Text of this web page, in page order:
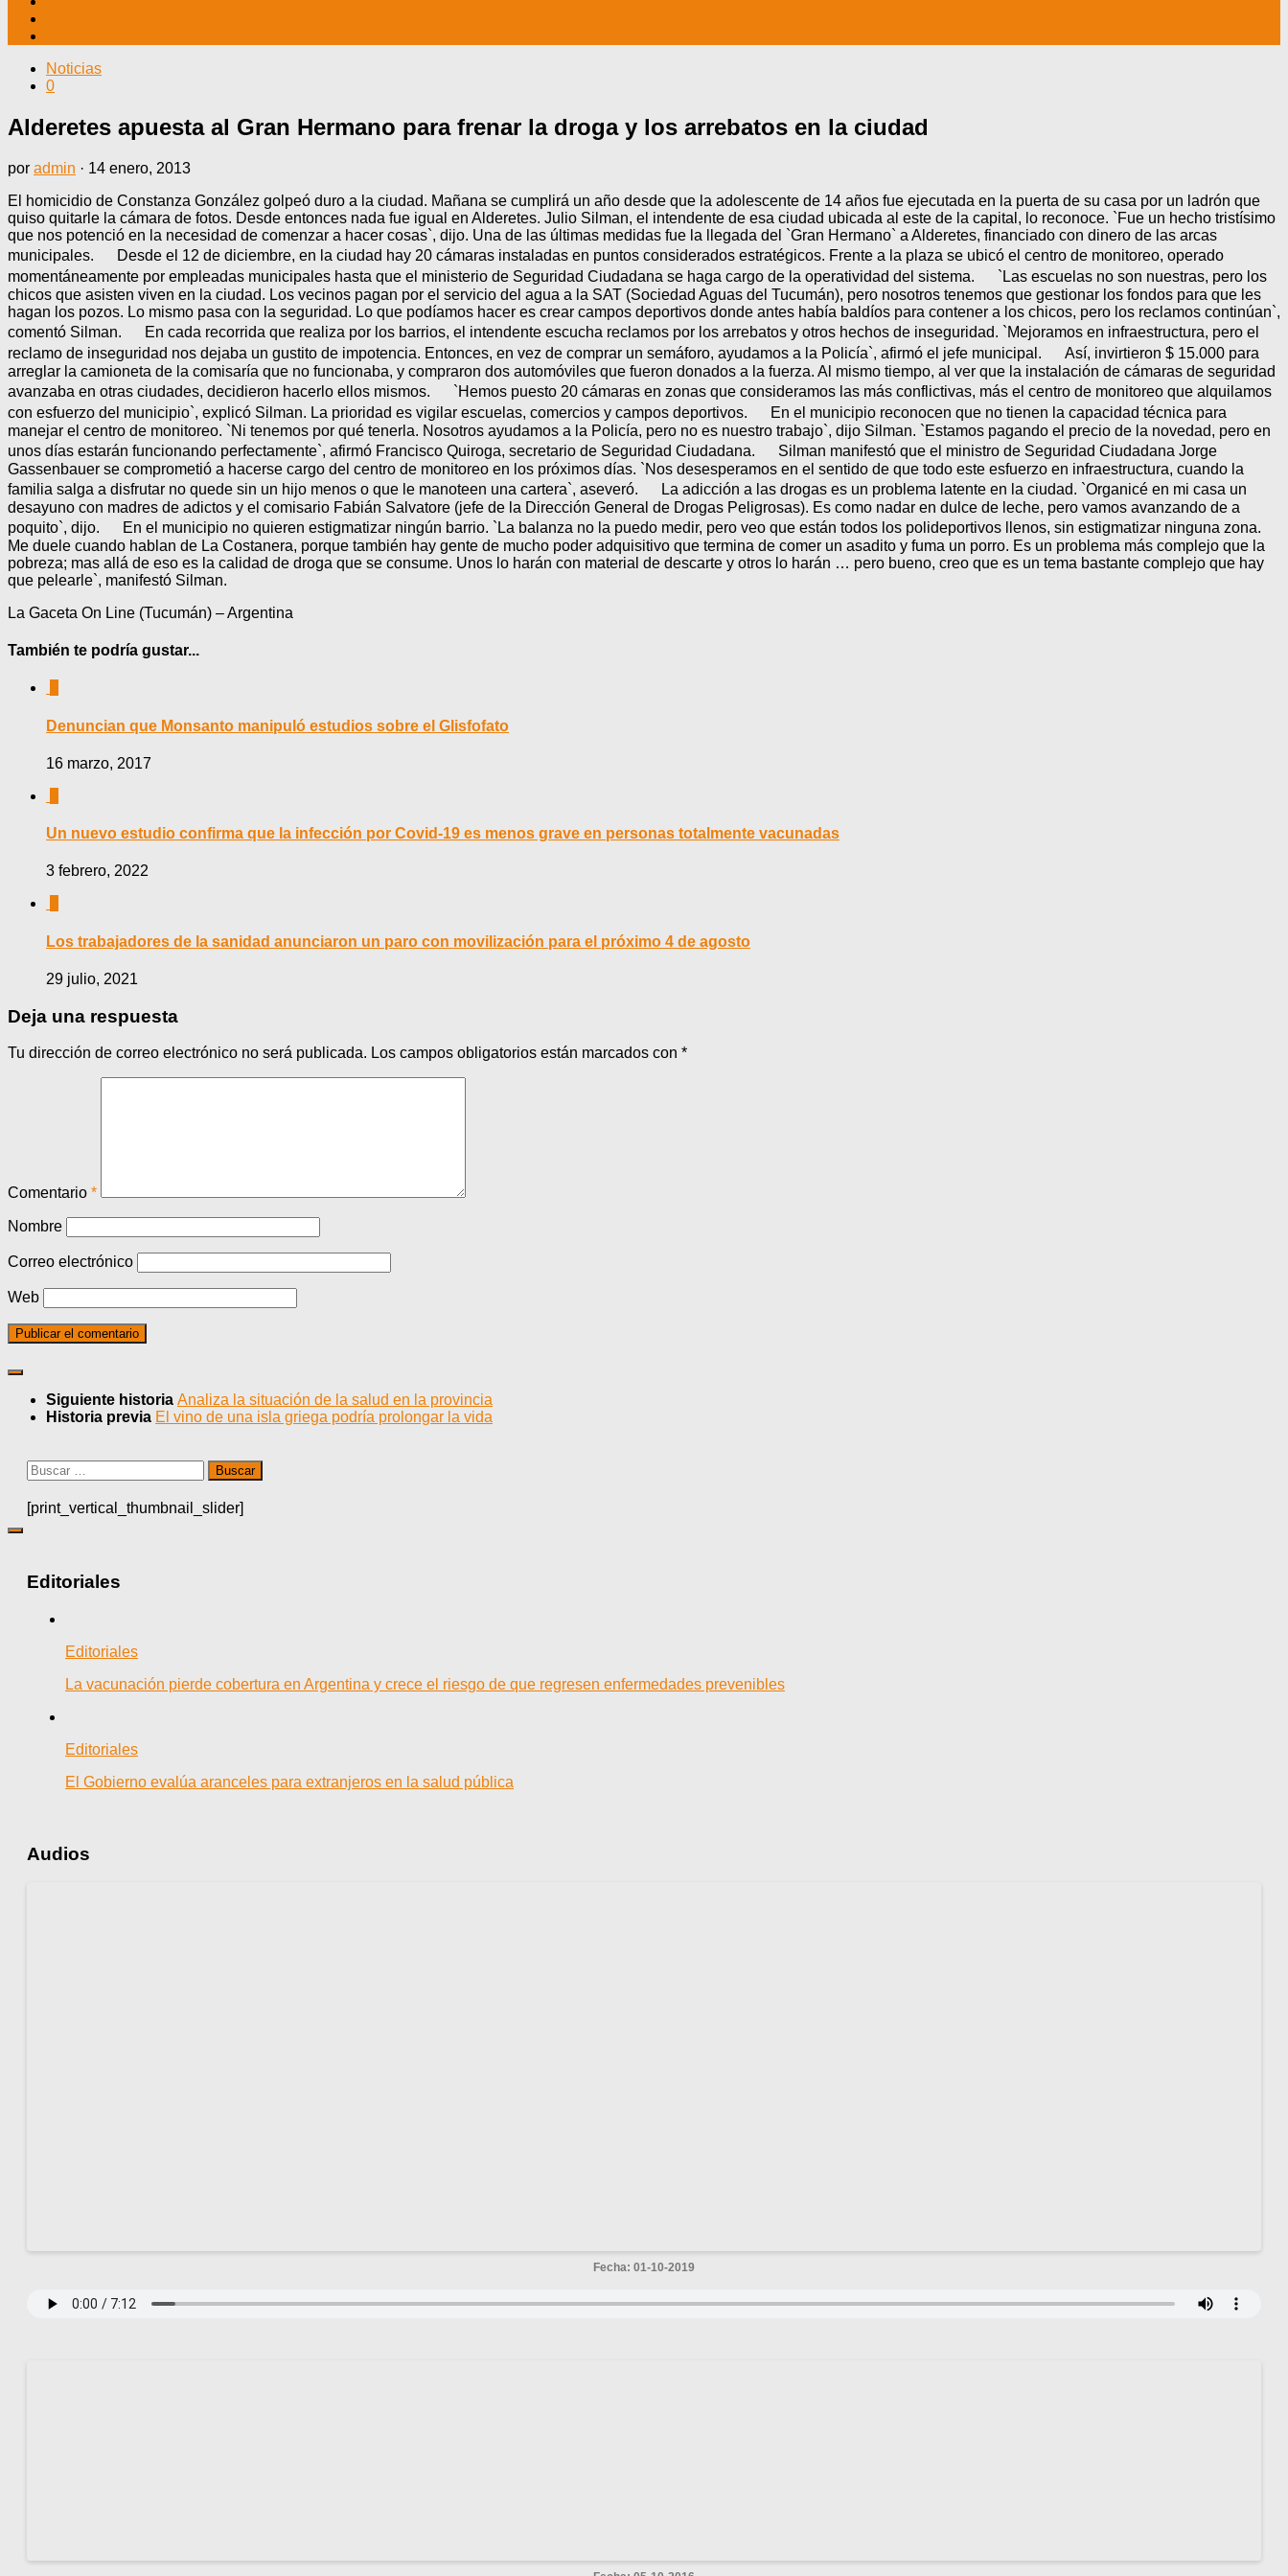
Noticias
0
Alderetes apuesta al Gran Hermano para frenar la droga y los arrebatos en la ciudad
por admin · 14 enero, 2013
El homicidio de Constanza González golpeó duro a la ciudad. Mañana se cumplirá un año desde que la adolescente de 14 años fue ejecutada en la puerta de su casa por un ladrón que
quiso quitarle la cámara de fotos. Desde entonces nada fue igual en Alderetes. Julio Silman, el intendente de esa ciudad ubicada al este de la capital, lo reconoce. `Fue un hecho tristísimo
que nos potenció en la necesidad de comenzar a hacer cosas`, dijo. Una de las últimas medidas fue la llegada del `Gran Hermano` a Alderetes, financiado con dinero de las arcas
municipales. Desde el 12 de diciembre, en la ciudad hay 20 cámaras instaladas en puntos considerados estratégicos. Frente a la plaza se ubicó el centro de monitoreo, operado
momentáneamente por empleadas municipales hasta que el ministerio de Seguridad Ciudadana se haga cargo de la operatividad del sistema. `Las escuelas no son nuestras, pero los
chicos que asisten viven en la ciudad. Los vecinos pagan por el servicio del agua a la SAT (Sociedad Aguas del Tucumán), pero nosotros tenemos que gestionar los fondos para que les
hagan los pozos. Lo mismo pasa con la seguridad. Lo que podíamos hacer es crear campos deportivos donde antes había baldíos para contener a los chicos, pero los reclamos continúan`,
comentó Silman. En cada recorrida que realiza por los barrios, el intendente escucha reclamos por los arrebatos y otros hechos de inseguridad. `Mejoramos en infraestructura, pero el
reclamo de inseguridad nos dejaba un gustito de impotencia. Entonces, en vez de comprar un semáforo, ayudamos a la Policía`, afirmó el jefe municipal. Así, invirtieron $ 15.000 para
arreglar la camioneta de la comisaría que no funcionaba, y compraron dos automóviles que fueron donados a la fuerza. Al mismo tiempo, al ver que la instalación de cámaras de seguridad
avanzaba en otras ciudades, decidieron hacerlo ellos mismos. `Hemos puesto 20 cámaras en zonas que consideramos las más conflictivas, más el centro de monitoreo que alquilamos
con esfuerzo del municipio`, explicó Silman. La prioridad es vigilar escuelas, comercios y campos deportivos. En el municipio reconocen que no tienen la capacidad técnica para
manejar el centro de monitoreo. `Ni tenemos por qué tenerla. Nosotros ayudamos a la Policía, pero no es nuestro trabajo`, dijo Silman. `Estamos pagando el precio de la novedad, pero en
unos días estarán funcionando perfectamente`, afirmó Francisco Quiroga, secretario de Seguridad Ciudadana. Silman manifestó que el ministro de Seguridad Ciudadana Jorge
Gassenbauer se comprometió a hacerse cargo del centro de monitoreo en los próximos días. `Nos desesperamos en el sentido de que todo este esfuerzo en infraestructura, cuando la
familia salga a disfrutar no quede sin un hijo menos o que le manoteen una cartera`, aseveró. La adicción a las drogas es un problema latente en la ciudad. `Organicé en mi casa un
desayuno con madres de adictos y el comisario Fabián Salvatore (jefe de la Dirección General de Drogas Peligrosas). Es como nadar en dulce de leche, pero vamos avanzando de a
poquito`, dijo. En el municipio no quieren estigmatizar ningún barrio. `La balanza no la puedo medir, pero veo que están todos los polideportivos llenos, sin estigmatizar ninguna zona.
Me duele cuando hablan de La Costanera, porque también hay gente de mucho poder adquisitivo que termina de comer un asadito y fuma un porro. Es un problema más complejo que la
pobreza; mas allá de eso es la calidad de droga que se consume. Unos lo harán con material de descarte y otros lo harán … pero bueno, creo que es un tema bastante complejo que hay
que pelearle`, manifestó Silman.
La Gaceta On Line (Tucumán) – Argentina
También te podría gustar...
Denuncian que Monsanto manipuló estudios sobre el Glisfofato
16 marzo, 2017
Un nuevo estudio confirma que la infección por Covid-19 es menos grave en personas totalmente vacunadas
3 febrero, 2022
Los trabajadores de la sanidad anunciaron un paro con movilización para el próximo 4 de agosto
29 julio, 2021
Deja una respuesta
Tu dirección de correo electrónico no será publicada. Los campos obligatorios están marcados con *
Comentario *
Nombre
Correo electrónico
Web
Siguiente historia Analiza la situación de la salud en la provincia
Historia previa El vino de una isla griega podría prolongar la vida
Buscar:
[print_vertical_thumbnail_slider]
Editoriales
Editoriales
La vacunación pierde cobertura en Argentina y crece el riesgo de que regresen enfermedades prevenibles
Editoriales
El Gobierno evalúa aranceles para extranjeros en la salud pública
Audios
Fecha: 01-10-2019